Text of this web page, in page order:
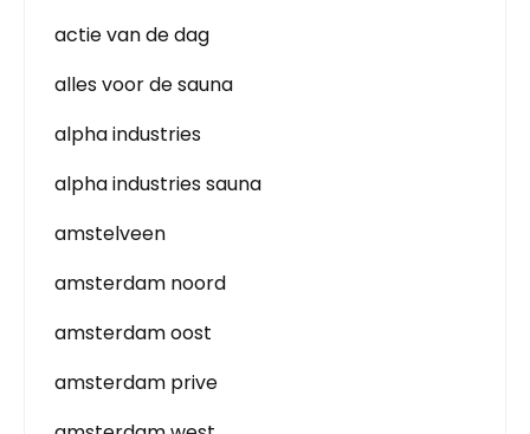
actie van de dag
alles voor de sauna
alpha industries
alpha industries sauna
amstelveen
amsterdam noord
amsterdam oost
amsterdam prive